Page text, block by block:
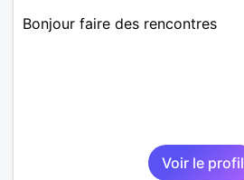
Bonjour faire des rencontres
Voir le profil